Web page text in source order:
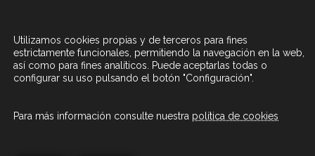
Correo : informacion@fundacioncarolina.es
CONTACTA CON FCA TRAVÉS DEL
Utilizamos cookies propias y de terceros para fines
estrictamente funcionales, permitiendo la navegación en la web,
así como para fines analíticos. Puede aceptarlas todas o
configurar su uso pulsando el botón "Configuración".
Para más información consulte nuestra política de cookies